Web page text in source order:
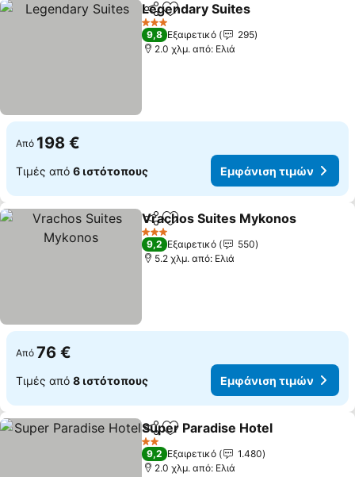
Κοινοποίηση
Προσθήκη στα αγαπημένα
Legendary Suites
3 Αστέρια
9,8 Εξαιρετικό
295
2.0 χλμ. από: Ελιά
Από 198 €
Τιμές από 6 ιστότοπους Εμφάνιση τιμών
Κοινοποίηση
Προσθήκη στα αγαπημένα
Vrachos Suites Mykonos
3 Αστέρια
9,2 Εξαιρετικό
550
5.2 χλμ. από: Ελιά
Από 76 €
Τιμές από 8 ιστότοπους Εμφάνιση τιμών
Κοινοποίηση
Προσθήκη στα αγαπημένα
Super Paradise Hotel
2 Αστέρια
9,2 Εξαιρετικό
1.480
2.0 χλμ. από: Ελιά